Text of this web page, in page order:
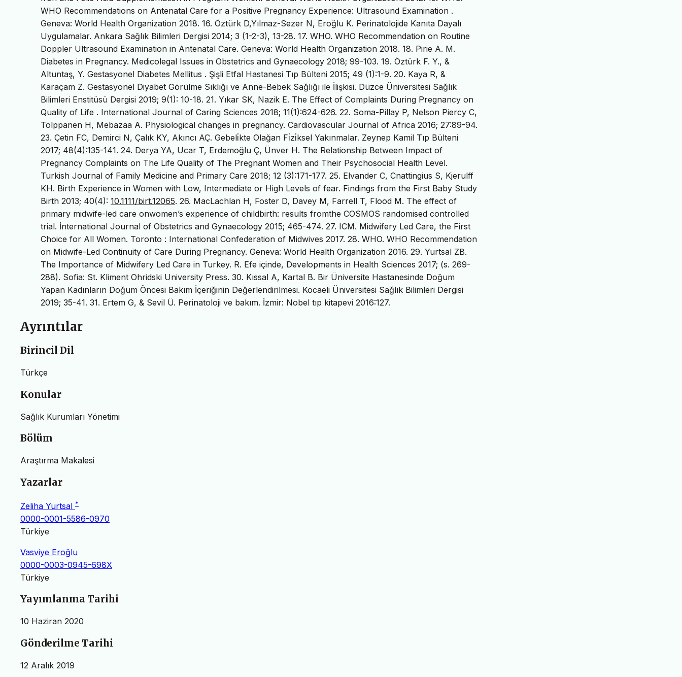
WHO Recommendations on Antenatal Care for a Positive Pregnancy Experience: Ultrasound Examination .
Geneva: World Health Organization 2018. 16. Öztürk D,Yılmaz-Sezer N, Eroğlu K. Perinatolojide Kanıta Dayalı
Uygulamalar. Ankara Sağlık Bilimleri Dergisi 2014; 3 (1-2-3), 13-28. 17. WHO. WHO Recommendation on Routine
Doppler Ultrasound Examination in Antenatal Care. Geneva: World Health Organization 2018. 18. Pirie A. M.
Diabetes in Pregnancy. Medicolegal Issues in Obstetrics and Gynaecology 2018; 99-103. 19. Öztürk F. Y., &
Altuntaş, Y. Gestasyonel Diabetes Mellitus . Şişli Etfal Hastanesi Tıp Bülteni 2015; 49 (1):1-9. 20. Kaya R, &
Karaçam Z. Gestasyonel Diyabet Görülme Sıklığı ve Anne-Bebek Sağlığı ile İlişkisi. Düzce Üniversitesi Sağlık
Bilimleri Enstitüsü Dergisi 2019; 9(1): 10-18. 21. Yıkar SK, Nazik E. The Effect of Complaints During Pregnancy on
Quality of Life . International Journal of Caring Sciences 2018; 11(1):624-626. 22. Soma-Pillay P, Nelson Piercy C,
Tolppanen H, Mebazaa A. Physiological changes in pregnancy. Cardiovascular Journal of Africa 2016; 27:89-94.
23. Çetin FC, Demirci N, Çalık KY, Akıncı AÇ. Gebeli̇kte Olağan Fi̇zi̇ksel Yakınmalar. Zeynep Kamil Tıp Bülteni
2017; 48(4):135-141. 24. Derya YA, Ucar T, Erdemoğlu Ç, Ünver H. The Relationship Between Impact of
Pregnancy Complaints on The Life Quality of The Pregnant Women and Their Psychosocial Health Level.
Turkish Journal of Family Medicine and Primary Care 2018; 12 (3):171-177. 25. Elvander C, Cnattingius S, Kjerulff
KH. Birth Experience in Women with Low, Intermediate or High Levels of fear. Findings from the First Baby Study
Birth 2013; 40(4): 10.1111/birt.12065. 26. MacLachlan H, Foster D, Davey M, Farrell T, Flood M. The effect of
primary midwife-led care onwomen’s experience of childbirth: results fromthe COSMOS randomised controlled
trial. İnternational Journal of Obstetrics and Gynaecology 2015; 465-474. 27. ICM. Midwifery Led Care, the First
Choice for All Women. Toronto : International Confederation of Midwives 2017. 28. WHO. WHO Recommendation
on Midwife-Led Continuity of Care During Pregnancy. Geneva: World Health Organization 2016. 29. Yurtsal ZB.
The Importance of Midwifery Led Care in Turkey. R. Efe içinde, Developments in Health Sciences 2017; (s. 269-
288). Sofia: St. Kliment Ohridski University Press. 30. Kıssal A, Kartal B. Bir Üniversite Hastanesinde Doğum
Yapan Kadınların Doğum Öncesi Bakım İçeriğinin Değerlendirilmesi. Kocaeli Üniversitesi Sağlık Bilimleri Dergisi
2019; 35-41. 31. Ertem G, & Sevil Ü. Perinatoloji ve bakım. İzmir: Nobel tıp kitapevi 2016:127.
Ayrıntılar
Birincil Dil
Türkçe
Konular
Sağlık Kurumları Yönetimi
Bölüm
Araştırma Makalesi
Yazarlar
Zeliha Yurtsal *
0000-0001-5586-0970
Türkiye
Vasviye Eroğlu
0000-0003-0945-698X
Türkiye
Yayımlanma Tarihi
10 Haziran 2020
Gönderilme Tarihi
12 Aralık 2019